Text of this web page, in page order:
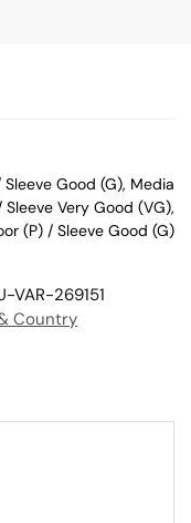
Sleeve Good (G), Media
Very Good (VG),
(P) / Sleeve Good (G)
VAR-269151
Country